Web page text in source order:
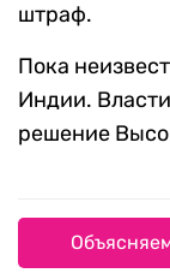
штраф.
Пока
Индии.
решение